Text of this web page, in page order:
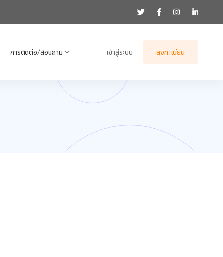
การติดต่อ/สอบถาม เข้าสู่ระบบ ลงทะเบียน